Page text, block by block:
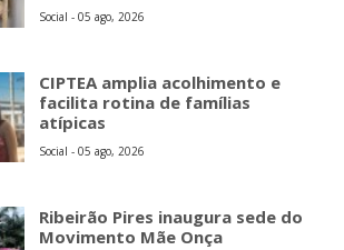
Social - 05 ago, 2026
CIPTEA amplia acolhimento e
facilita rotina de famílias
atípicas
Social - 05 ago, 2026
Ribeirão Pires inaugura sede do
Movimento Mãe Onça